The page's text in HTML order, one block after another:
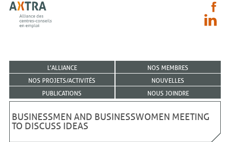
L’ALLIANCE
NOS MEMBRES
NOS PROJETS/ACTIVITÉS
NOUVELLES
PUBLICATIONS
NOUS JOINDRE
BUSINESSMEN AND BUSINESSWOMEN MEETING
TO DISCUSS IDEAS